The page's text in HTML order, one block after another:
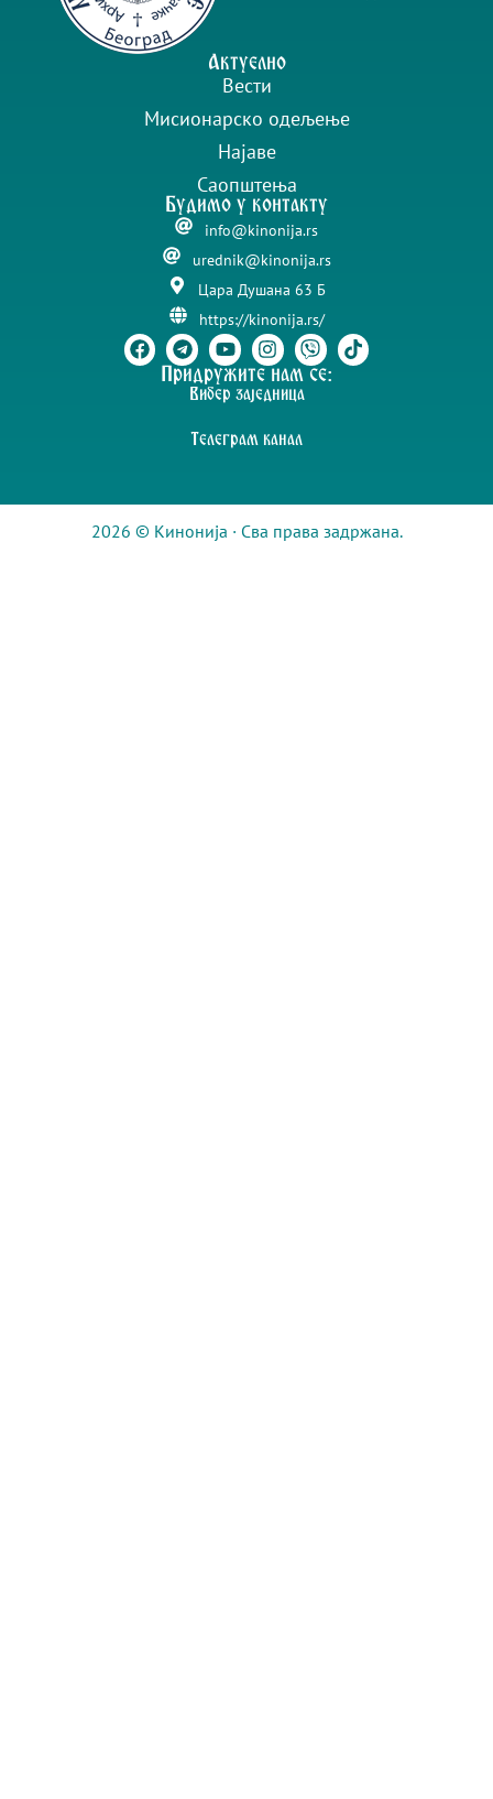
Актуелно
Вести
Мисионарско одељење
Најаве
Саопштења
Будимо у контакту
info@kinonija.rs
urednik@kinonija.rs
Цара Душана 63 Б
https://kinonija.rs/
Придружите нам се:
Вибер заједница
Телеграм канал
2026 © Кинонија · Сва права задржана.